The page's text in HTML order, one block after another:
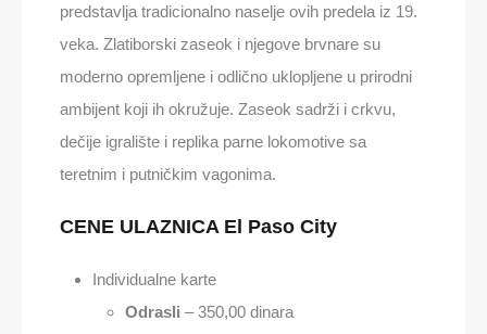
predstavlja tradicionalno naselje ovih predela iz 19.
veka. Zlatiborski zaseok i njegove brvnare su
moderno opremljene i odlično uklopljene u prirodni
ambijent koji ih okružuje. Zaseok sadrži i crkvu,
dečije igralište i replika parne lokomotive sa
teretnim i putničkim vagonima.
CENE ULAZNICA El Paso City
Individualne karte
Odrasli – 350,00 dinara